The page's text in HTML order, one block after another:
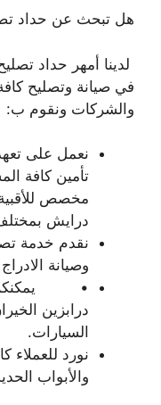
هل تبحث عن حداد
لدينا أمهر حداد
في صيانة وتصليح كافة
والشركات ونقوم ب:
نعمل على
تأمين كافة
مخصص
درايش
نقدم خدمة
وصيانة
• يمكنكم
درابزين
السيارات.
نورد للعملاء
والأبواب